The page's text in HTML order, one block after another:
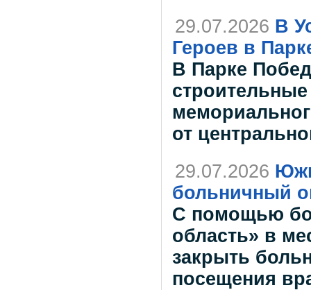
29.07.2026 В
Героев в
В Парке
от
29.07.2026
больничный
С помощью
область» в
закрыть
посещения